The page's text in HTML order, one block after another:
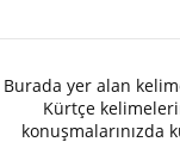
Burada yer alan
Kürtçe
konuşmalarınızda